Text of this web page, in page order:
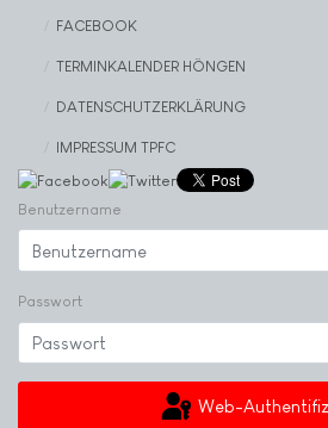
FACEBOOK
TERMINKALENDER HÖNGEN
DATENSCHUTZERKLÄRUNG
IMPRESSUM TPFC
Benutzername
Passwort
Web-